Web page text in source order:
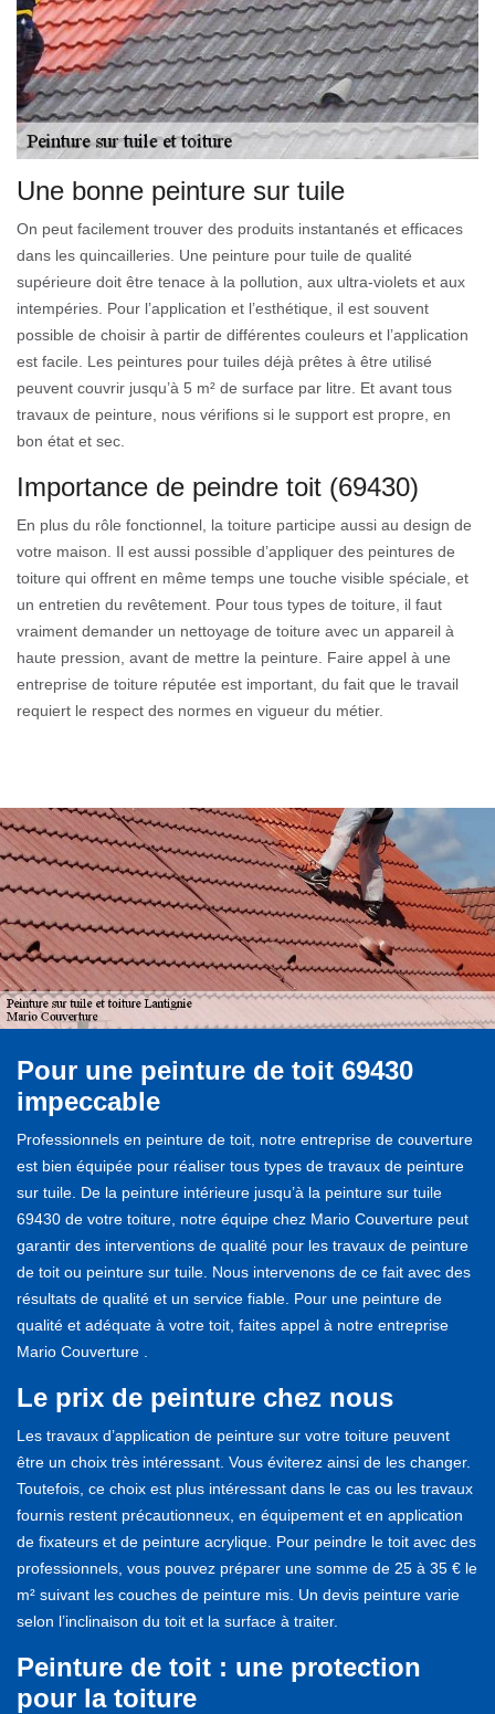
Une bonne peinture sur tuile
On peut facilement trouver des produits instantanés et efficaces
dans les quincailleries. Une peinture pour tuile de qualité
supérieure doit être tenace à la pollution, aux ultra-violets et aux
intempéries. Pour l’application et l’esthétique, il est souvent
possible de choisir à partir de différentes couleurs et l’application
est facile. Les peintures pour tuiles déjà prêtes à être utilisé
peuvent couvrir jusqu’à 5 m² de surface par litre. Et avant tous
travaux de peinture, nous vérifions si le support est propre, en
bon état et sec.
Importance de peindre toit (69430)
En plus du rôle fonctionnel, la toiture participe aussi au design de
votre maison. Il est aussi possible d’appliquer des peintures de
toiture qui offrent en même temps une touche visible spéciale, et
un entretien du revêtement. Pour tous types de toiture, il faut
vraiment demander un nettoyage de toiture avec un appareil à
haute pression, avant de mettre la peinture. Faire appel à une
entreprise de toiture réputée est important, du fait que le travail
requiert le respect des normes en vigueur du métier.
Pour une peinture de toit 69430
impeccable
Professionnels en peinture de toit, notre entreprise de couverture
est bien équipée pour réaliser tous types de travaux de peinture
sur tuile. De la peinture intérieure jusqu’à la peinture sur tuile
69430 de votre toiture, notre équipe chez Mario Couverture peut
garantir des interventions de qualité pour les travaux de peinture
de toit ou peinture sur tuile. Nous intervenons de ce fait avec des
résultats de qualité et un service fiable. Pour une peinture de
qualité et adéquate à votre toit, faites appel à notre entreprise
Mario Couverture .
Le prix de peinture chez nous
Les travaux d’application de peinture sur votre toiture peuvent
être un choix très intéressant. Vous éviterez ainsi de les changer.
Toutefois, ce choix est plus intéressant dans le cas ou les travaux
fournis restent précautionneux, en équipement et en application
de fixateurs et de peinture acrylique. Pour peindre le toit avec des
professionnels, vous pouvez préparer une somme de 25 à 35 € le
m² suivant les couches de peinture mis. Un devis peinture varie
selon l’inclinaison du toit et la surface à traiter.
Peinture de toit : une protection
pour la toiture